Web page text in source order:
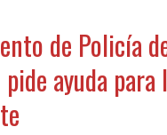
de Policía
ayuda